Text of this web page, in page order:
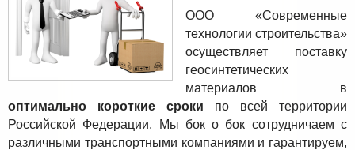
ООО «Современные
технологии строительства»
осуществляет поставку
геосинтетических
материалов в
оптимально короткие сроки по всей территории
Российской Федерации. Мы бок о бок сотрудничаем с
различными транспортными компаниями и гарантируем,